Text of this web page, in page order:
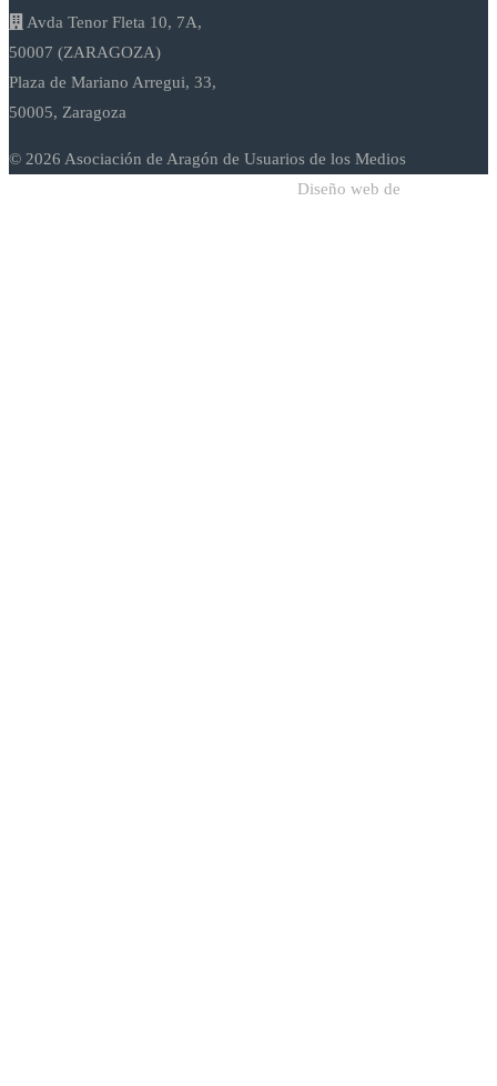
Avda Tenor Fleta 10, 7A,
50007 (ZARAGOZA)
Plaza de Mariano Arregui, 33,
50005, Zaragoza
© 2026 Asociación de Aragón de Usuarios de los Medios
Diseño web de